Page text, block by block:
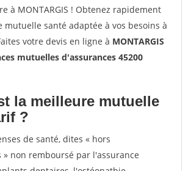
à MONTARGIS ! Obtenez rapidement
mutuelle santé adaptée à vos besoins à
votre devis en ligne à MONTARGIS
mutuelles d'assurances 45200
la meilleure mutuelle
?
de santé, dites « hors
» non remboursé par l'assurance